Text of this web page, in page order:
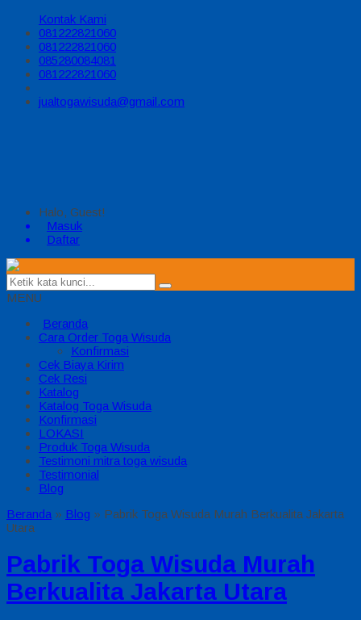
Kontak Kami
081222821060
081222821060
085280084081
081222821060
jualtogawisuda@gmail.com
Halo, Guest!
Masuk
Daftar
MENU
Beranda
Cara Order Toga Wisuda
Konfirmasi
Cek Biaya Kirim
Cek Resi
Katalog
Katalog Toga Wisuda
Konfirmasi
LOKASI
Produk Toga Wisuda
Testimoni mitra toga wisuda
Testimonial
Blog
Beranda » Blog » Pabrik Toga Wisuda Murah Berkualita Jakarta
Utara
Pabrik Toga Wisuda Murah
Berkualita Jakarta Utara